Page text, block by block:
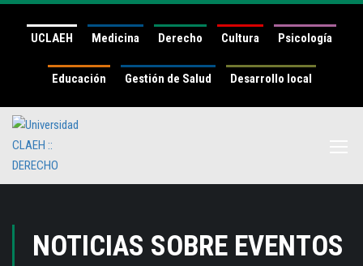
UCLAEH Medicina Derecho Cultura Psicología
Educación Gestión de Salud Desarrollo local
NOTICIAS SOBRE EVENTOS